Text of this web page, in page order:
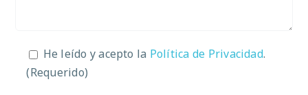
He leído y acepto la Política de Privacidad.
(Requerido)